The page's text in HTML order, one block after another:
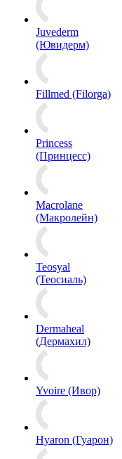
Juvederm
(Ювидерм)
Fillmed (Filorga)
Princess
(Принцесс)
Macrolane
(Макролейн)
Teosyal
(Теосиаль)
Dermaheal
(Дермахил)
Yvoire (Ивор)
Hyaron (Гуарон)